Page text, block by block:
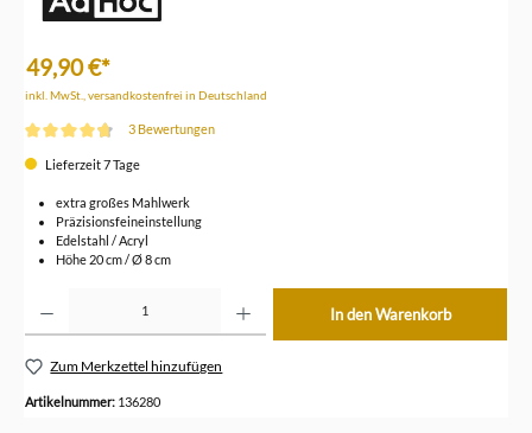
49,90 €*
inkl. MwSt., versandkostenfrei in Deutschland
3 Bewertungen
Lieferzeit 7 Tage
extra großes Mahlwerk
Präzisionsfeineinstellung
Edelstahl / Acryl
Höhe 20 cm / Ø 8 cm
In den Warenkorb
Zum Merkzettel hinzufügen
Artikelnummer: 136280